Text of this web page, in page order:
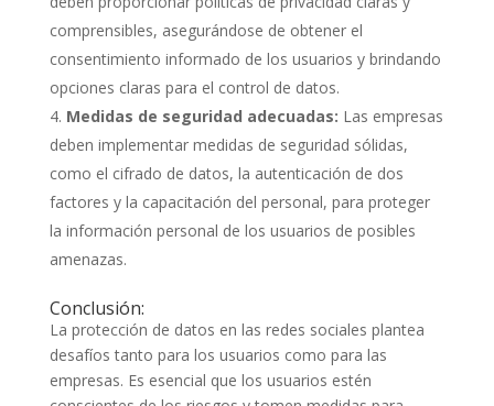
comprensibles, asegurándose de obtener el
consentimiento informado de los usuarios y brindando
opciones claras para el control de datos.
Medidas de seguridad adecuadas: Las empresas
deben implementar medidas de seguridad sólidas,
como el cifrado de datos, la autenticación de dos
factores y la capacitación del personal, para proteger
la información personal de los usuarios de posibles
amenazas.
Conclusión:
La protección de datos en las redes sociales plantea
desafíos tanto para los usuarios como para las
empresas. Es esencial que los usuarios estén